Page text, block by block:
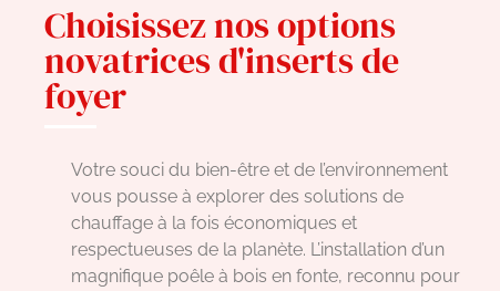
Choisissez nos options
novatrices d'inserts de
foyer
Votre souci du bien-être et de l’environnement
vous pousse à explorer des solutions de
chauffage à la fois économiques et
respectueuses de la planète. L’installation d’un
magnifique poêle à bois en fonte, reconnu pour